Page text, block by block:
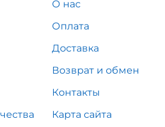
О нас
Оплата
Доставка
Возврат и обмен
Контакты
Карта сайта